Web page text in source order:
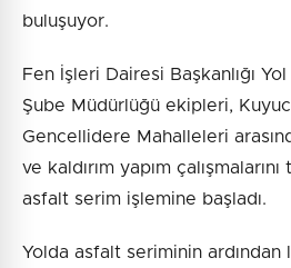
buluşuyor.
Fen İşleri Dairesi Başkanlığı Yol
Şube Müdürlüğü ekipleri,
Gencellidere Mahalleleri
ve kaldırım yapım
asfalt serim işlemine başladı.
Yolda asfalt seriminin ardından